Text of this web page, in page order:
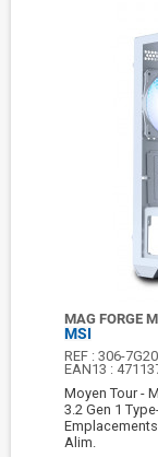
MAG FORGE
MSI
REF :306-
EAN13 :
Moyen Tour -
3.2 Gen 1
Alim.